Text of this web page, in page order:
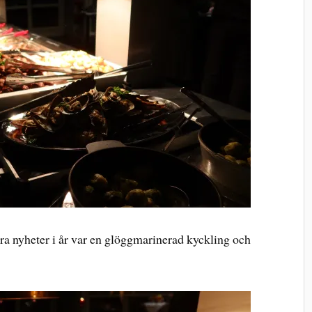
nyheter i år var en glöggmarinerad kyckling och